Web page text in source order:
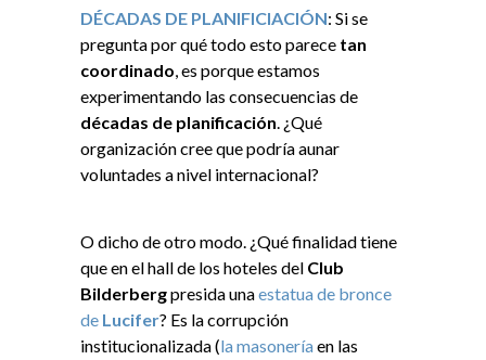
DÉCADAS DE PLANIFICIACIÓN: Si se
pregunta por qué todo esto parece tan
coordinado, es porque estamos
experimentando las consecuencias de
décadas de planificación. ¿Qué
organización cree que podría aunar
voluntades a nivel internacional?
O dicho de otro modo. ¿Qué finalidad tiene
que en el hall de los hoteles del Club
Bilderbergpresida unaestatua de bronce
de Lucifer? Es la corrupción
institucionalizada (la masoneríaen las